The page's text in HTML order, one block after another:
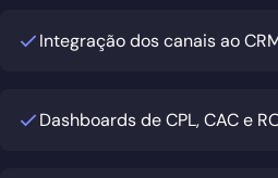
Integração dos canais ao
Dashboards de CPL, CAC e